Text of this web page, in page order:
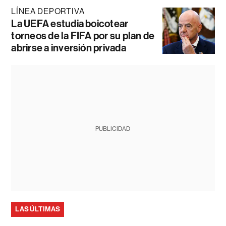
LÍNEA DEPORTIVA
La UEFA estudia boicotear
torneos de la FIFA por su plan de
abrirse a inversión privada
PUBLICIDAD
LAS ÚLTIMAS